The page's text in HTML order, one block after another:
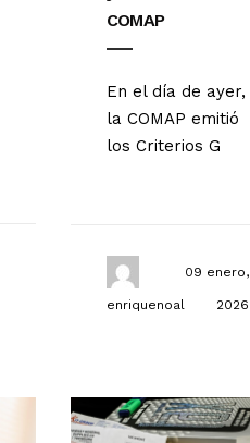
COMAP
En el día de ayer,
la COMAP emitió
los Criterios G
enriquenoal
09 enero,
2026